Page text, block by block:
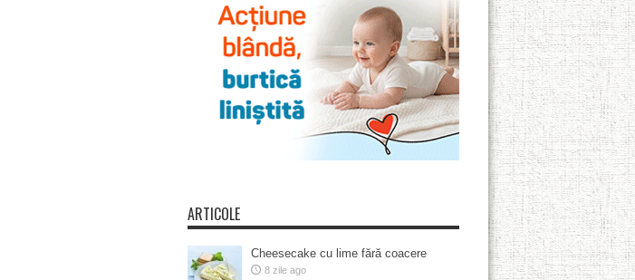
ARTICOLE
Cheesecake cu lime fără coacere
8 zile ago